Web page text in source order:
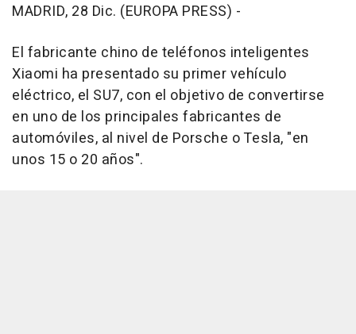
MADRID, 28 Dic. (EUROPA PRESS) -
El fabricante chino de teléfonos inteligentes
Xiaomi ha presentado su primer vehículo
eléctrico, el SU7, con el objetivo de convertirse
en uno de los principales fabricantes de
automóviles, al nivel de Porsche o Tesla, "en
unos 15 o 20 años".